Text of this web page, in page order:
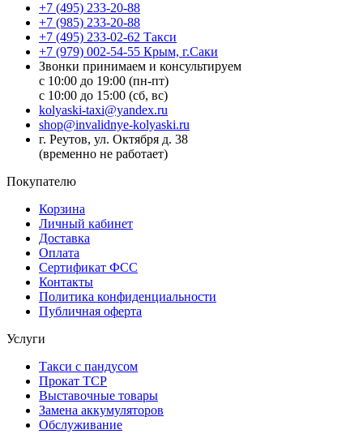
+7 (495) 233-20-88
+7 (985) 233-20-88
+7 (495) 233-02-62 Такси
+7 (979) 002-54-55 Крым, г.Саки
Звонки принимаем и консультируем
с 10:00 до 19:00 (пн-пт)
с 10:00 до 15:00 (сб, вс)
kolyaski-taxi@yandex.ru
shop@invalidnye-kolyaski.ru
г. Реутов, ул. Октября д. 38
(временно не работает)
Покупателю
Корзина
Личный кабинет
Доставка
Оплата
Сертификат ФСС
Контакты
Политика конфиденциальности
Публичная оферта
Услуги
Такси с пандусом
Прокат ТСР
Выставочные товары
Замена аккумуляторов
Обслуживание